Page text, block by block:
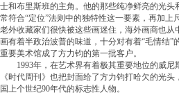
士和布里斯班的主角。他的那些纯净鲜亮的光
常符合“定位”法则中的独特性这一要素，再加上
老外收藏家们很快被这些画迷住，海外画商也
画有着半政治波普的味道，十分对有着“毛情结
重要美术馆成了方力钧的第一批客户。
1993年，在艺术界有着极其重要地位的威尼
《时代周刊》也把封面给了方力钧打哈欠的光
国上个世纪90年代的标志性人物。